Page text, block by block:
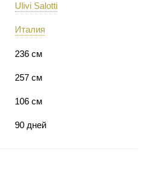
Ulivi Salotti
Италия
236 см
257 см
106 см
90 дней